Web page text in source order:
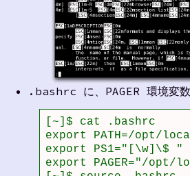
.bashrc に、PAGER 環境変数
[~]$ cat .bashrc
export PATH=/opt/
export PS1="[\w]\$ "
export PAGER="/opt/